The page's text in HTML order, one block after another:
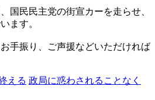
国民民主党の街宣カーを走らせ、
ます。
手振り、ご声援などいただければ
える 政局に惑わされることなく